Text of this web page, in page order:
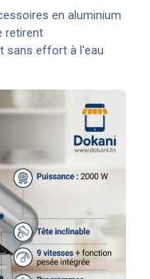
en aluminium
retirent
sans effort à l'eau